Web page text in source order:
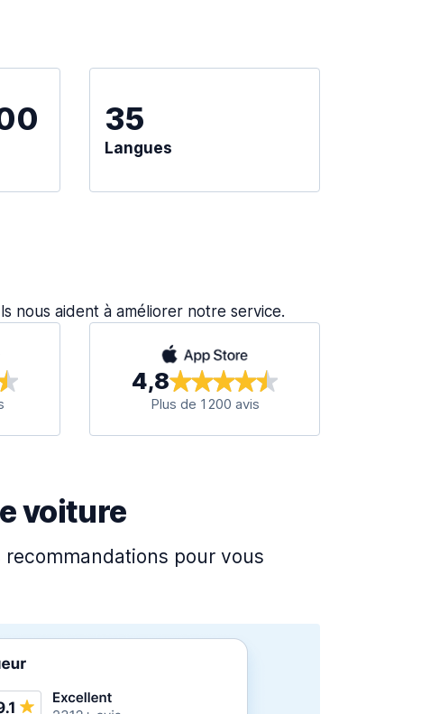
35
Langues
nous aident à améliorer notre service.
4,8
Plus de 1 200 avis
voiture
pour vous